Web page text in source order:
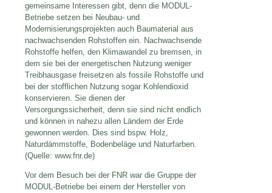
gemeinsame Interessen gibt, denn die MODUL-
Betriebe setzen bei Neubau- und
Modernisierungsprojekten auch Baumaterial aus
nachwachsenden Rohstoffen ein. Nachwachsende
Rohstoffe helfen, den Klimawandel zu bremsen, in
dem sie bei der energetischen Nutzung weniger
Treibhausgase freisetzen als fossile Rohstoffe und
bei der stofflichen Nutzung sogar Kohlendioxid
konservieren. Sie dienen der
Versorgungssicherheit, denn sie sind nicht endlich
und können in nahezu allen Ländern der Erde
gewonnen werden. Dies sind bspw. Holz,
Naturdämmstoffe, Bodenbeläge und Naturfarben.
(Quelle: www.fnr.de)
Vor dem Besuch bei der FNR war die Gruppe der
MODUL-Betriebe bei einem der Hersteller von